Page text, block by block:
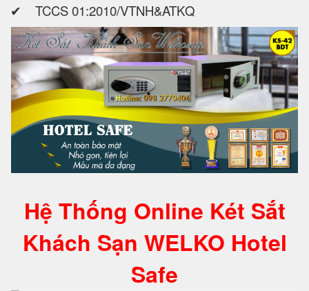
✔ TCCS 01:2010/VTNH&ATKQ
Hệ Thống Online Két Sắt
Khách Sạn WELKO Hotel
Safe